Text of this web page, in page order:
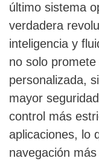
último sistema
verdadera
inteligencia y
no solo
personalizada,
mayor
control más
aplicaciones, lo
navegación